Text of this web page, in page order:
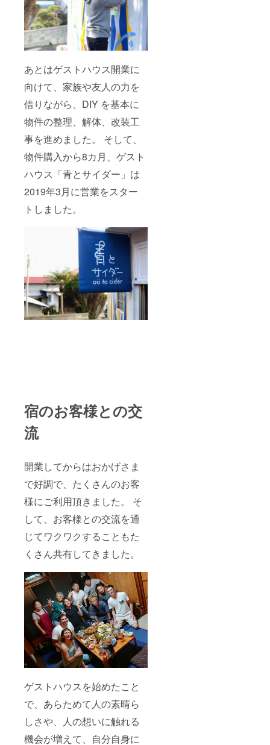
あとはゲストハウス開業に
向けて、家族や友人の力を
借りながら、DIY を基本に
物件の整理、解体、改装工
事を進めました。 そして、
物件購入から8カ月、ゲスト
ハウス「青とサイダー」は
2019年3月に営業をスター
トしました。
宿のお客様との交
流
開業してからはおかげさま
で好調で、たくさんのお客
様にご利用頂きました。 そ
して、お客様との交流を通
じてワクワクすることもた
くさん共有してきました。
ゲストハウスを始めたこと
で、あらためて人の素晴ら
しさや、人の想いに触れる
機会が増えて、自分自身に